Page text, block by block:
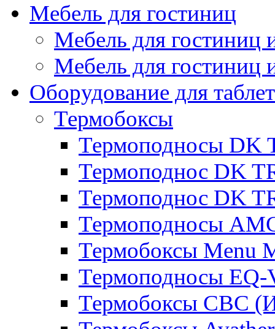
Мебель для гостиниц
Мебель для
Мебель для гостиниц
Оборудование для
Термобоксы
Термоподносы DK
Термоподнос DK
Термоподнос DK
Термоподносы
Термобоксы Menu
Термоподносы EQ-
Термобоксы CBC